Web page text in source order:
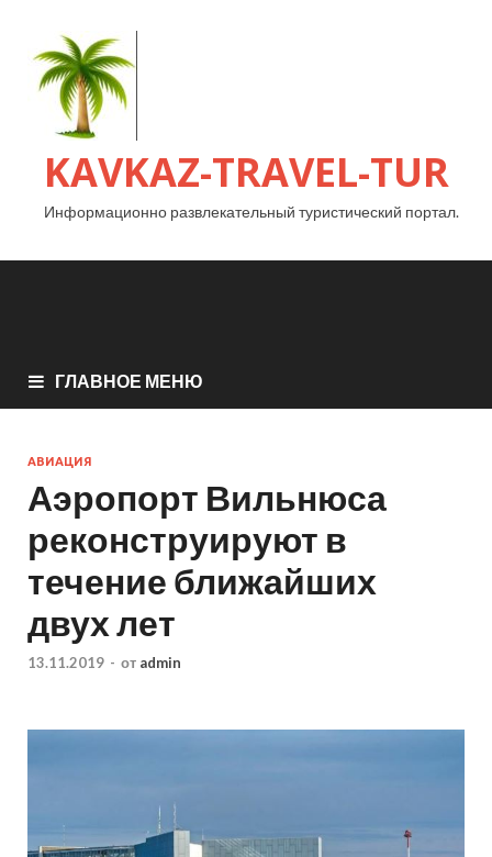
KAVKAZ-TRAVEL-TUR
Информационно развлекательный туристический портал.
ГЛАВНОЕ МЕНЮ
АВИАЦИЯ
Аэропорт Вильнюса
реконструируют в
течение ближайших
двух лет
13.11.2019 - от admin